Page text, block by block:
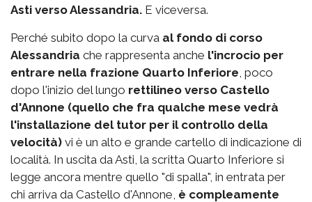
Asti verso Alessandria. E viceversa.
Perché subito dopo la curva al fondo di corso
Alessandria che rappresenta anche l'incrocio per
entrare nella frazione Quarto Inferiore , poco
dopo l'inizio del lungo rettilineo verso Castello
d'Annone (quello che fra qualche mese vedrà
l'installazione del tutor per il controllo della
velocità) vi è un alto e grande cartello di indicazione di
località. In uscita da Asti, la scritta Quarto Inferiore si
legge ancora mentre quello "di spalla", in entrata per
chi arriva da Castello d'Annone, è compleamente